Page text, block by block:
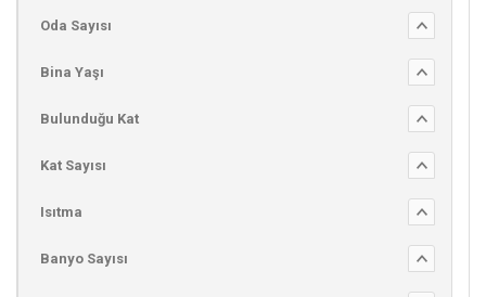
Oda Sayısı
Bina Yaşı
Bulunduğu Kat
Kat Sayısı
Isıtma
Banyo Sayısı